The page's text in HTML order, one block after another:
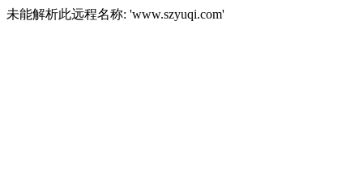
未能解析此远程名称: 'www.szyuqi.com'